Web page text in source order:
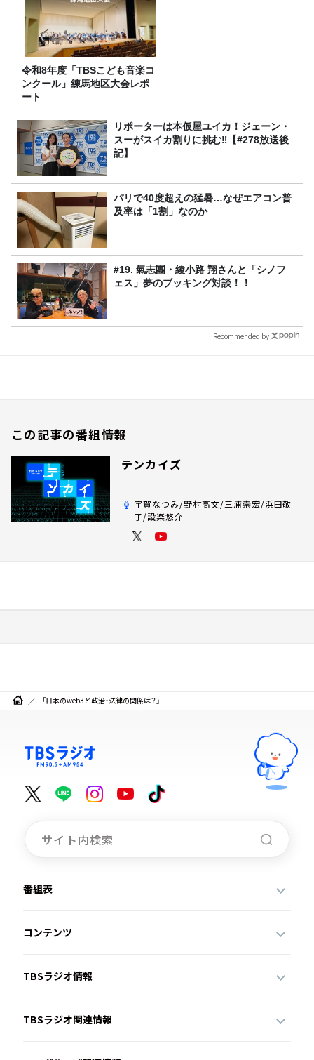
令和8年度「TBSこども音楽コ
ンクール」練馬地区大会レポ
ート
リポーターは本仮屋ユイカ！ジェーン・
スーがスイカ割りに挑む‼【#278放送後
記】
パリで40度超えの猛暑…なぜエアコン普
及率は「1割」なのか
#19. 氣志團・綾小路 翔さんと「シノフ
ェス」夢のブッキング対談！！
Recommended by
この記事の番組情報
テンカイズ
宇賀なつみ/野村高文/三浦崇宏/浜田敬
子/設楽悠介
「日本のweb3と政治・法律の関係は？」
番組表
コンテンツ
TBSラジオ情報
TBSラジオ関連情報